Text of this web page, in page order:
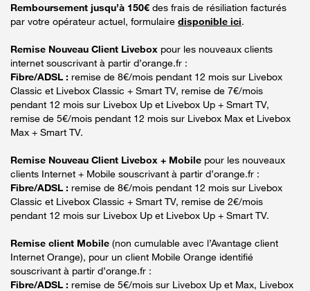
Remboursement jusqu’à 150€ des frais de résiliation facturés
par votre opérateur actuel, formulaire disponible ici.
Remise Nouveau Client Livebox pour les nouveaux clients
internet souscrivant à partir d’orange.fr :
Fibre/ADSL : remise de 8€/mois pendant 12 mois sur Livebox
Classic et Livebox Classic + Smart TV, remise de 7€/mois
pendant 12 mois sur Livebox Up et Livebox Up + Smart TV,
remise de 5€/mois pendant 12 mois sur Livebox Max et Livebox
Max + Smart TV.
Remise Nouveau Client Livebox + Mobile pour les nouveaux
clients Internet + Mobile souscrivant à partir d’orange.fr :
Fibre/ADSL : remise de 8€/mois pendant 12 mois sur Livebox
Classic et Livebox Classic + Smart TV, remise de 2€/mois
pendant 12 mois sur Livebox Up et Livebox Up + Smart TV.
Remise client Mobile (non cumulable avec l’Avantage client
Internet Orange), pour un client Mobile Orange identifié
souscrivant à partir d’orange.fr :
Fibre/ADSL : remise de 5€/mois sur Livebox Up et Max, Livebox